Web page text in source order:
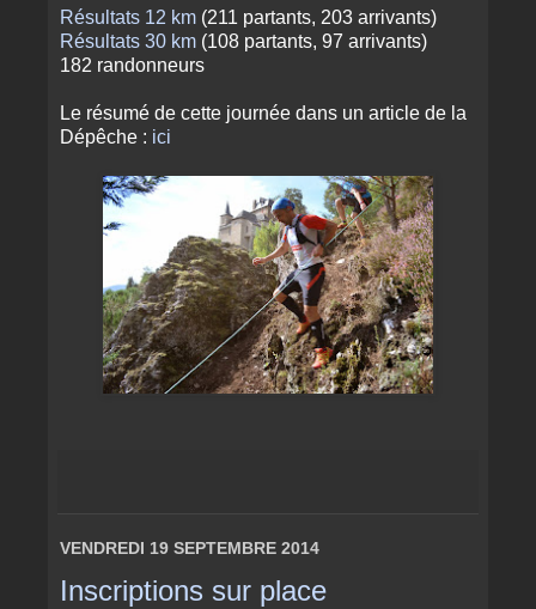
Résultats 12 km (211 partants, 203 arrivants)
Résultats 30 km (108 partants, 97 arrivants)
182 randonneurs
Le résumé de cette journée dans un article de la
Dépêche : ici
VENDREDI 19 SEPTEMBRE 2014
Inscriptions sur place